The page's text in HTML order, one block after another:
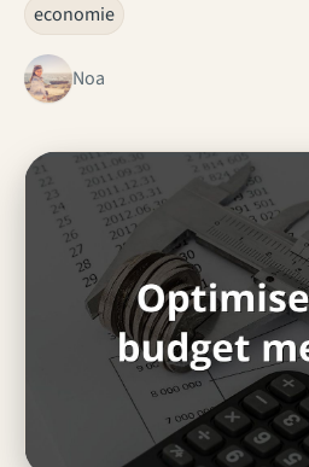
economie
Noa